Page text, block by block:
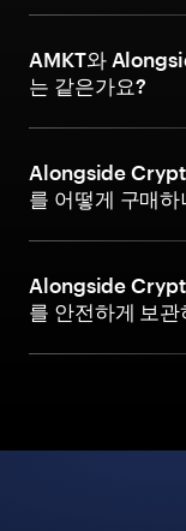
AMKT와
는 같은가요?
Alongside
를 어떻게 구매하
Alongside
를 안전하게 보